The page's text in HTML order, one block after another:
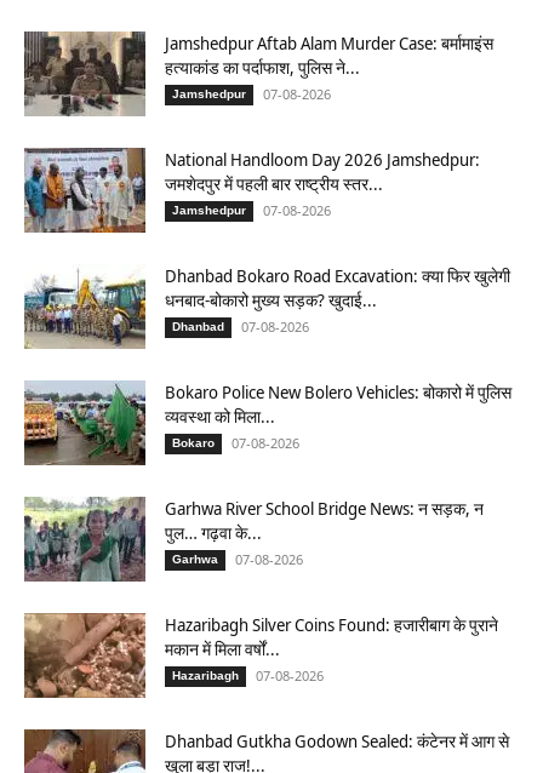
Jamshedpur Aftab Alam Murder Case: बर्मामाइंस
हत्याकांड का पर्दाफाश, पुलिस ने...
Jamshedpur 07-08-2026
National Handloom Day 2026 Jamshedpur:
जमशेदपुर में पहली बार राष्ट्रीय स्तर...
Jamshedpur 07-08-2026
Dhanbad Bokaro Road Excavation: क्या फिर खुलेगी
धनबाद-बोकारो मुख्य सड़क? खुदाई...
Dhanbad 07-08-2026
Bokaro Police New Bolero Vehicles: बोकारो में पुलिस
व्यवस्था को मिला...
Bokaro 07-08-2026
Garhwa River School Bridge News: न सड़क, न
पुल… गढ़वा के...
Garhwa 07-08-2026
Hazaribagh Silver Coins Found: हजारीबाग के पुराने
मकान में मिला वर्षों...
Hazaribagh 07-08-2026
Dhanbad Gutkha Godown Sealed: कंटेनर में आग से
खुला बड़ा राज!...